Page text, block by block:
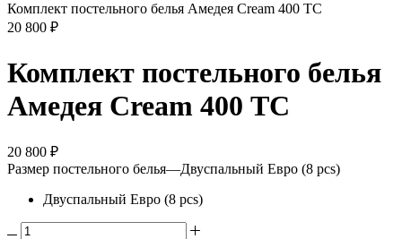
Комплект постельного белья Амедея Cream 400 ТС
20 800 ₽
Комплект постельного белья
Амедея Cream 400 ТС
20 800 ₽
Размер постельного белья—Двуспальный Евро (8 pcs)
Двуспальный Евро (8 pcs)